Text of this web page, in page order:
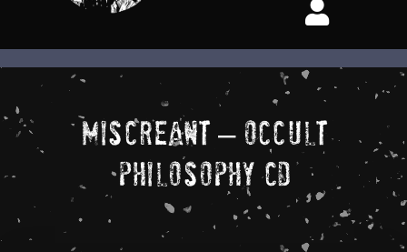
Miscreant – Occult
Philosophy CD